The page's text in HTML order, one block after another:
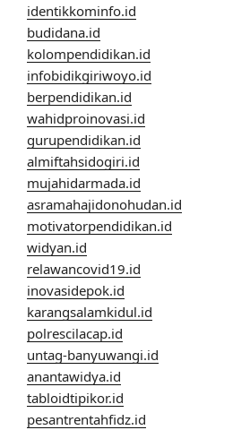
identikkominfo.id
budidana.id
kolompendidikan.id
infobidikgiriwoyo.id
berpendidikan.id
wahidproinovasi.id
gurupendidikan.id
almiftahsidogiri.id
mujahidarmada.id
asramahajidonohudan.id
motivatorpendidikan.id
widyan.id
relawancovid19.id
inovasidepok.id
karangsalamkidul.id
polrescilacap.id
untag-banyuwangi.id
anantawidya.id
tabloidtipikor.id
pesantrentahfidz.id